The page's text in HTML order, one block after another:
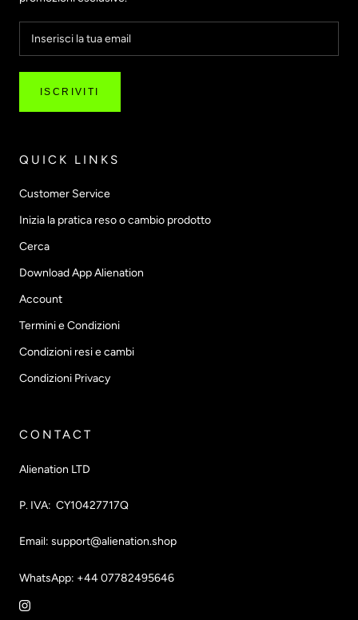
ISCRIVITI
QUICK LINKS
Customer Service
Inizia la pratica reso o cambio prodotto
Cerca
Download App Alienation
Account
Termini e Condizioni
Condizioni resi e cambi
Condizioni Privacy
CONTACT
Alienation LTD
P. IVA: CY10427717Q
Email: support@alienation.shop
WhatsApp: +44 07782495646